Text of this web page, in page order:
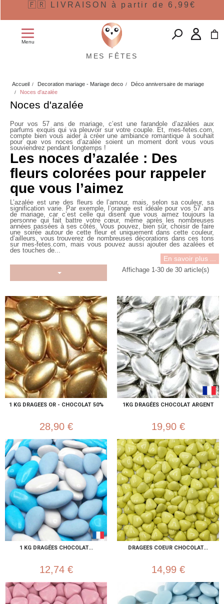
🇫🇷 LIVRAISON à partir de 6,99€
Menu
MES FÊTES
Accueil Decoration mariage - Mariage deco
Déco anniversaire de mariage
Noces d'azalée
Noces d'azalée
Pour vos 57 ans de mariage, c’est une farandole d’azalées aux
parfums exquis qui va pleuvoir sur votre couple. Et, mes-fetes.com,
compte bien vous aider à créer une ambiance romantique à souhait
pour que vos noces d’azalée soient un moment dont vous vous
souviendrez pendant longtemps !
Les noces d’azalée : Des
fleurs colorées pour rappeler
que vous l’aimez
L’azalée est une des fleurs de l’amour, mais, selon sa couleur, sa
signification varie. Par exemple, l’orange est idéale pour vos 57 ans
de mariage, car c’est celle qui disent que vous aimez toujours la
personne qui fait battre votre cœur, même après les nombreuses
années passées à ses côtés. Vous pouvez, bien sûr, choisir de faire
une soirée autour de cette fleur et uniquement dans cette couleur,
d’ailleurs, vous trouverez de nombreuses décorations dans ces tons
sur mes-fetes.com, mais vous pouvez aussi ajouter des azalées et
des touches de...
En savoir plus ...
Affichage 1-30 de 30 article(s)
1 KG DRAGEES OR - CHOCOLAT 50%
28,90 €
1KG DRAGÉES CHOCOLAT ARGENT
19,90 €
1 KG DRAGÉES CHOCOLAT...
12,74 €
DRAGEES COEUR CHOCOLAT...
14,99 €